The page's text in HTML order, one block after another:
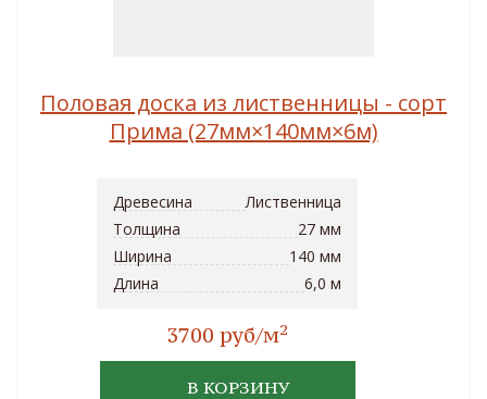
Половая доска из лиственницы - сорт
Прима (27мм×140мм×6м)
Древесина
Лиственница
Толщина
27 мм
Ширина
140 мм
Длина
6,0 м
3700 руб/м2
В КОРЗИНУ